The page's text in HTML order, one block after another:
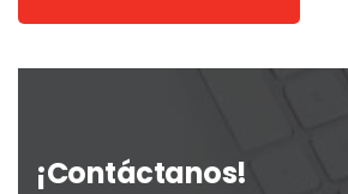
¡Contáctanos!